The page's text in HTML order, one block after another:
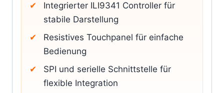
Integrierter ILI9341 Controller für
stabile Darstellung
Resistives Touchpanel für einfache
Bedienung
SPI und serielle Schnittstelle für
flexible Integration